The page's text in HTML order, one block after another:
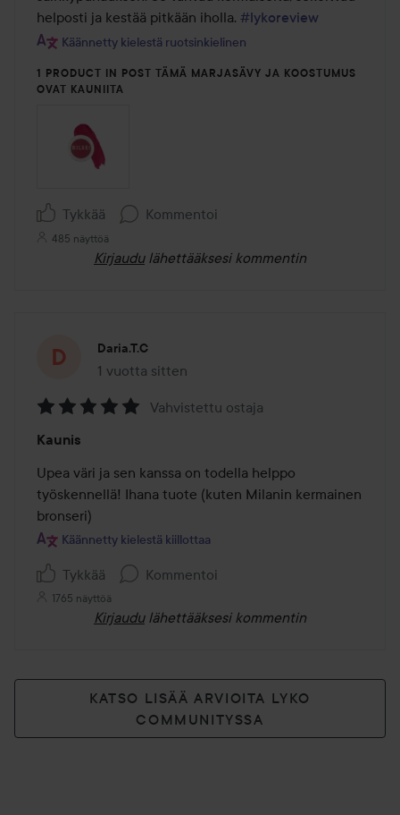
helposti ja kestää pitkään iholla. #lykoreview
Käännetty kielestä ruotsinkielinen
1 PRODUCT IN POST TÄMÄ MARJASÄVY JA KOOSTUMUS
OVAT KAUNIITA
Tykkää Kommentoi
485 näyttöä
Kirjaudu lähettääksesi kommentin
Daria.t.c
1 vuotta sitten
Viesti luotiin 1 vuotta sitten
5
/
5
Vahvistettu ostaja
Kaunis
Upea väri ja sen kanssa on todella helppo
työskennellä! Ihana tuote (kuten Milanin kermainen
bronseri)
Käännetty kielestä kiillottaa
Tykkää Kommentoi
1765 näyttöä
Kirjaudu lähettääksesi kommentin
KATSO LISÄÄ ARVIOITA LYKO
COMMUNITYSSA